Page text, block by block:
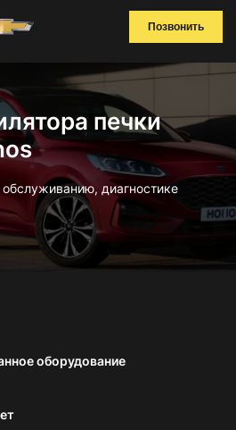
Позвонить
печки
диагностике
оборудование